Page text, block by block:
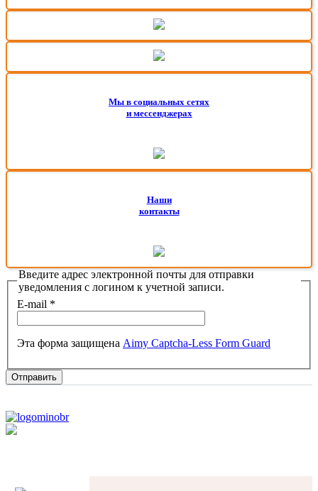
Мы в социальных сетях
и мессенджерах
Наши
контакты
Введите адрес электронной почты для отправки
уведомления с логином к учетной записи.
E-mail *
Эта форма защищена Aimy Captcha-Less Form Guard
Отправить